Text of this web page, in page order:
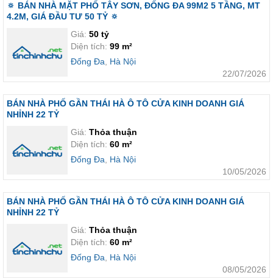
🔅 BÁN NHÀ MẶT PHỐ TÂY SƠN, ĐỐNG ĐA 99M2 5 TẦNG, MT
4.2M, GIÁ ĐẦU TƯ 50 TỶ 🔅
Giá: 50 tỷ
Diện tích: 99 m²
Đống Đa
Hà Nội
22/07/2026
BÁN NHÀ PHỐ GẦN THÁI HÀ Ô TÔ CỬA KINH DOANH GIÁ
NHỈNH 22 TỶ
Giá: Thỏa thuận
Diện tích: 60 m²
Đống Đa
Hà Nội
10/05/2026
BÁN NHÀ PHỐ GẦN THÁI HÀ Ô TÔ CỬA KINH DOANH GIÁ
NHỈNH 22 TỶ
Giá: Thỏa thuận
Diện tích: 60 m²
Đống Đa
Hà Nội
08/05/2026